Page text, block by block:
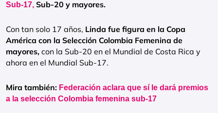
Sub-17, Sub-20 y mayores.
Con tan solo 17 años, Linda fue figura en la Copa
América con la Selección Colombia Femenina de
mayores, con la Sub-20 en el Mundial de Costa Rica y
ahora en el Mundial Sub-17.
Mira también: Federación aclara que sí le dará premios
a la selección Colombia femenina sub-17